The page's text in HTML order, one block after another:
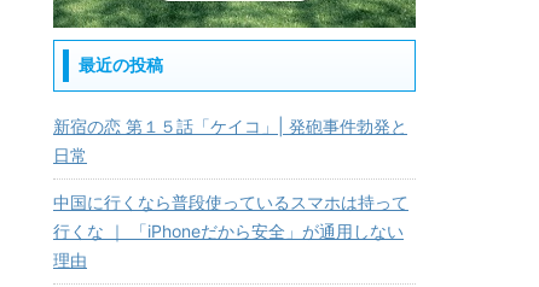
最近の投稿
新宿の恋 第１５話「ケイコ」| 発砲事件勃発と
日常
中国に行くなら普段使っているスマホは持って
行くな ｜ 「iPhoneだから安全」が通用しない
理由